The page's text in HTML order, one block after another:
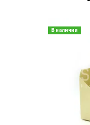
В наличии